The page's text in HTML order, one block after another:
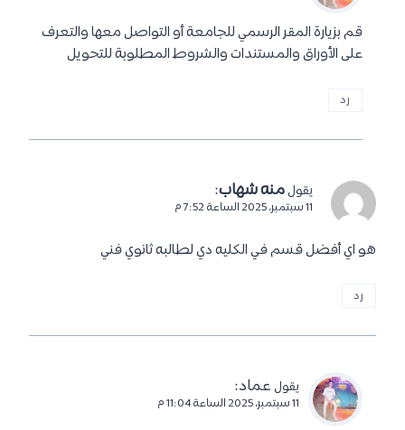
قم بزيارة المقر الرسمي للجامعة أو التواصل معها والتعرف
على الأوراق والمستندات والشروط المطلوبة للتحويل
رد
يقول منه شهاب:
11 سبتمبر، 2025 الساعة 7:52 م
هو اي أفضل قسم في الكليه دي لطالبه ثانوي فني
رد
يقول عماد:
11 سبتمبر، 2025 الساعة 11:04 م